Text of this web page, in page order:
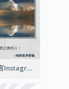
相信夢想引言Instagram帖子